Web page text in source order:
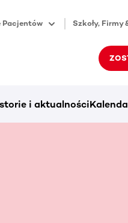
Pacjentów Szkoły, Firmy
i aktualności